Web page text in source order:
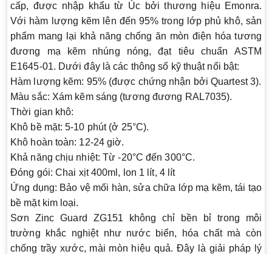
cấp, được nhập khẩu từ Úc bởi thương hiệu Emonra.
Với hàm lượng kẽm lên đến 95% trong lớp phủ khô, sản
phẩm mang lại khả năng chống ăn mòn điện hóa tương
đương mạ kẽm nhúng nóng, đạt tiêu chuẩn ASTM
E1645-01. Dưới đây là các thông số kỹ thuật nổi bật:
Hàm lượng kẽm: 95% (được chứng nhận bởi Quartest 3).
Màu sắc: Xám kẽm sáng (tương đương RAL7035).
Thời gian khô:
Khô bề mặt: 5-10 phút (ở 25°C).
Khô hoàn toàn: 12-24 giờ.
Khả năng chịu nhiệt: Từ -20°C đến 300°C.
Đóng gói: Chai xịt 400ml, lon 1 lít, 4 lít
Ứng dụng: Bảo vệ mối hàn, sửa chữa lớp mạ kẽm, tái tạo
bề mặt kim loại.
Sơn Zinc Guard ZG151 không chỉ bền bỉ trong môi
trường khắc nghiệt như nước biển, hóa chất mà còn
chống trầy xước, mài mòn hiệu quả. Đây là giải pháp lý